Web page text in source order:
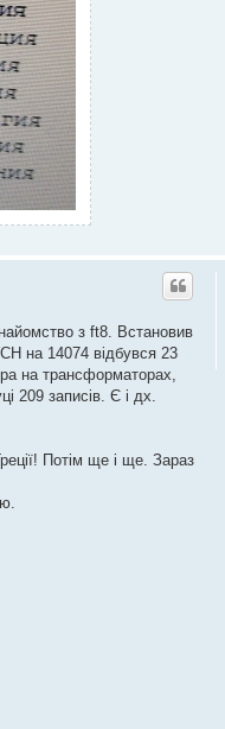
з ft8. Встановив
на 14074 відбувся 23
на трансформаторах,
209 записів. Є і дх.
Потім ще і ще. Зараз